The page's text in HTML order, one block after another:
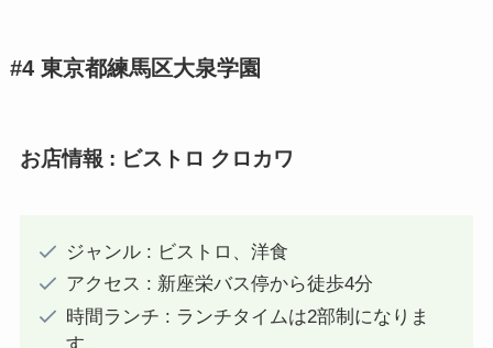
#4 東京都練馬区大泉学園
お店情報 : ビストロ クロカワ
ジャンル : ビストロ、洋食
アクセス : 新座栄バス停から徒歩4分
時間ランチ : ランチタイムは2部制になりま
す。